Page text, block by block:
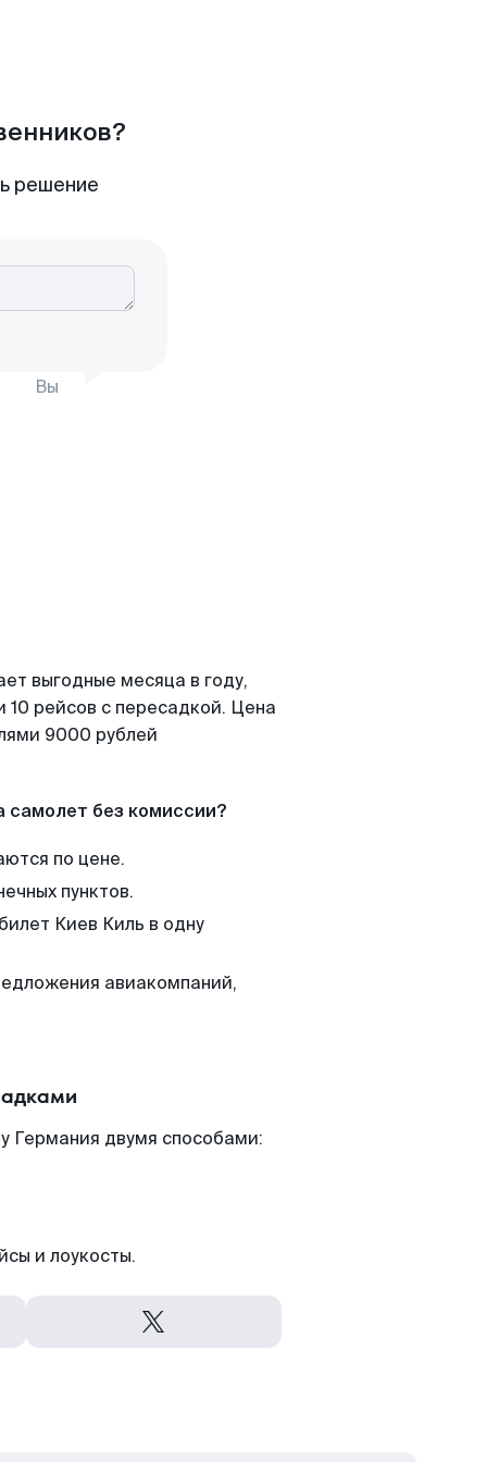
решение
Вы
выгодные месяца в году,
рейсов с пересадкой. Цена
9000 рублей
самолет без комиссии?
по цене.
пунктов.
Киев Киль в одну
авиакомпаний,
Германия двумя способами:
и лоукосты.